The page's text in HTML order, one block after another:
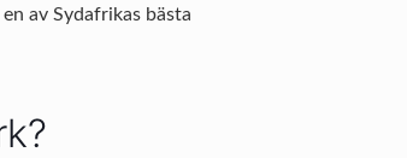
av Sydafrikas bästa